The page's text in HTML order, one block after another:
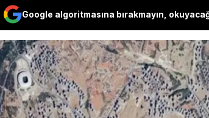
Google algoritmasına bırakmayın,